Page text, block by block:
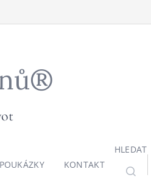
KONTAKT
HLEDAT